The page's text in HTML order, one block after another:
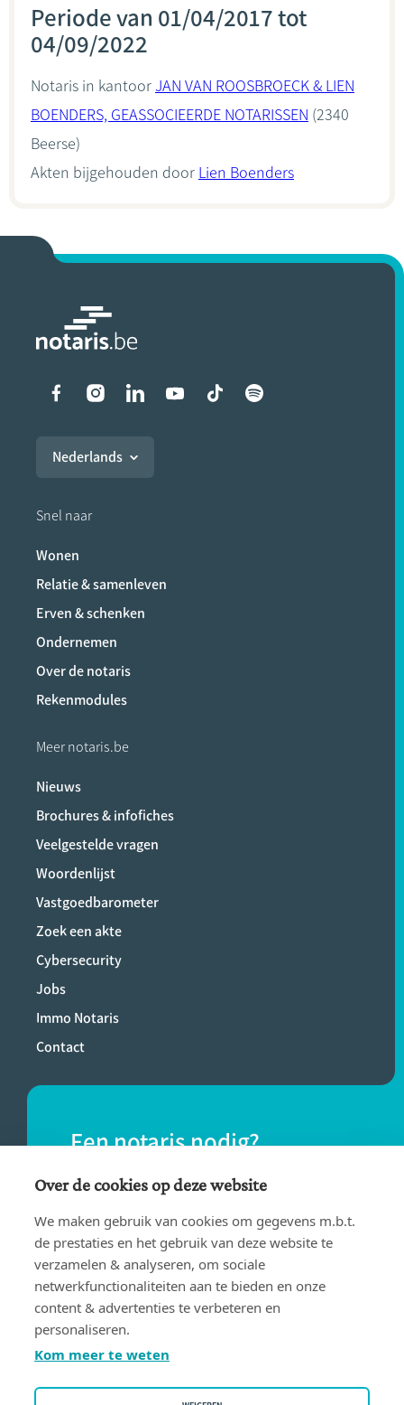
Periode van 01/04/2017 tot
04/09/2022
Notaris in kantoor JAN VAN ROOSBROECK & LIEN
BOENDERS, GEASSOCIEERDE NOTARISSEN (2340
Beerse)
Akten bijgehouden door Lien Boenders
Liens vers les réseaux
Nederlands
Snel naar
Wonen
Relatie & samenleven
Erven & schenken
Ondernemen
Over de notaris
Rekenmodules
Meer notaris.be
Nieuws
Brochures & infofiches
Veelgestelde vragen
Woordenlijst
Vastgoedbarometer
Zoek een akte
Cybersecurity
Jobs
Immo Notaris
Contact
Een notaris nodig?
Vind eenvoudig een notaris bij jou in de
buurt.
VIND EEN NOTARIS
Over de cookies op deze website
We maken gebruik van cookies om gegevens m.b.t.
de prestaties en het gebruik van deze website te
verzamelen & analyseren, om sociale
netwerkfunctionaliteiten aan te bieden en onze
content & advertenties te verbeteren en
personaliseren.
Kom meer te weten